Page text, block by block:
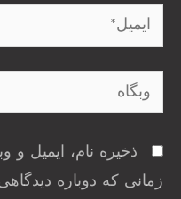
ایمیل*
وبگاه
ذخیره نام، ایمیل
زمانی که دوباره